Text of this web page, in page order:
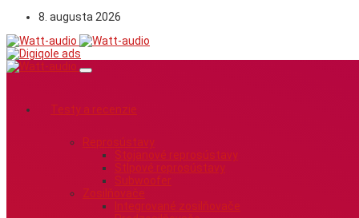
8. augusta 2026
Testy a recenzie
Reprosústavy
Stojanové reprosústavy
Stĺpové reprosústavy
Subwoofer
Zosilňovače
Integrované zosilňovače